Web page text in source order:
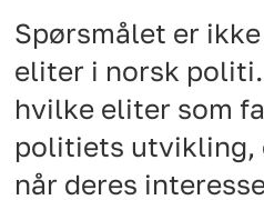
Spørsmålet er
eliter i norsk
hvilke eliter som
politiets utvikling,
når deres